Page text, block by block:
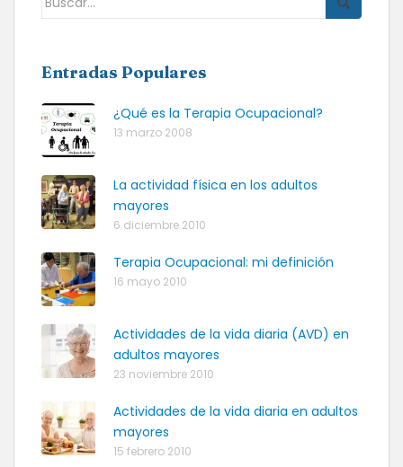
Entradas Populares
¿Qué es la Terapia Ocupacional?
13 marzo 2008
La actividad física en los adultos
mayores
6 diciembre 2010
Terapia Ocupacional: mi definición
16 mayo 2010
Actividades de la vida diaria (AVD) en
adultos mayores
23 noviembre 2010
Actividades de la vida diaria en adultos
mayores
15 febrero 2010